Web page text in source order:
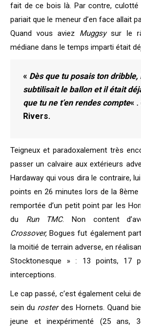
fait de ce bois là. Par contre, culotté
pariait que le meneur d’en face allait
Quand vous aviez Muggsysur le
médiane dans le temps imparti était
« Dès que tu posais ton dribble,
subtilisait le ballon et il était
que tu ne t’en rendes compte«
Rivers.
Teigneux et paradoxalement très
passer un calvaire aux extérieurs
Hardaway qui vous dira le contraire,
points en 26 minutes lors de la
remportée d’un petit point par les
du Run TMC. Non content
Crossover, Bogues fut également
la moitié de terrain adverse, en
Stocktonesque » : 13 points, 17
interceptions.
Le cap passé, c’est également celui
sein du rosterdes Hornets. Quand
jeune et inexpérimenté (25 ans,